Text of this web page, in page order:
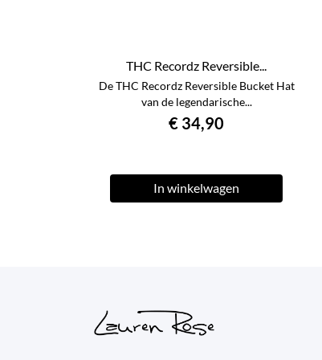
THC Recordz Reversible...
De THC Recordz Reversible Bucket Hat
van de legendarische...
€ 34,90
In winkelwagen